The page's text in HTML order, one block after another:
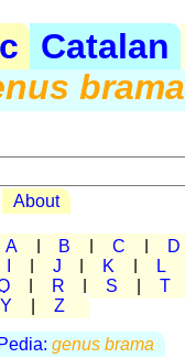
Catalan
brama
About
A B C D
J K L
R S T
Y Z
genus brama